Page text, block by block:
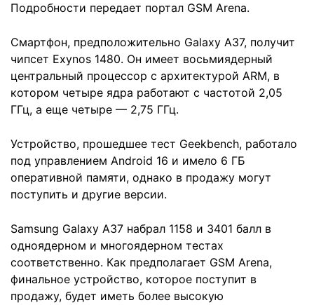
Подробности передает портал GSM Arena.
Смартфон, предположительно Galaxy A37, получит
чипсет Exynos 1480. Он имеет восьмиядерный
центральный процессор с архитектурой ARM, в
котором четыре ядра работают с частотой 2,05
ГГц, а еще четыре — 2,75 ГГц.
Устройство, прошедшее тест Geekbench, работало
под управлением Android 16 и имело 6 ГБ
оперативной памяти, однако в продажу могут
поступить и другие версии.
Samsung Galaxy A37 набрал 1158 и 3401 балл в
одноядерном и многоядерном тестах
соответственно. Как предполагает GSM Arena,
финальное устройство, которое поступит в
продажу, будет иметь более высокую